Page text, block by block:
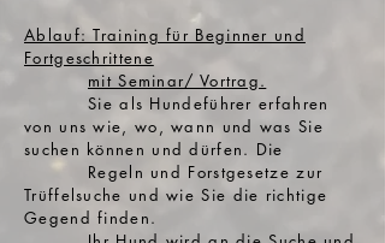
Ablauf: Training für Beginner und
Fortgeschrittene
mit Seminar/ Vortrag.
Sie als Hundeführer erfahren
von uns wie, wo, wann und was Sie
suchen können und dürfen. Die
Regeln und Forstgesetze zur
Trüffelsuche und wie Sie die richtige
Gegend finden.